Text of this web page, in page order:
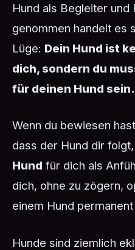
Hund als Begleiter
genommen handelt es
Lüge: Dein Hund ist
dich, sondern du
für deinen Hund sein.
Wenn du bewiesen
dass der Hund dir folgt,
Hund für dich als
dich, ohne zu zögern,
einem Hund
Hunde sind ziemlich